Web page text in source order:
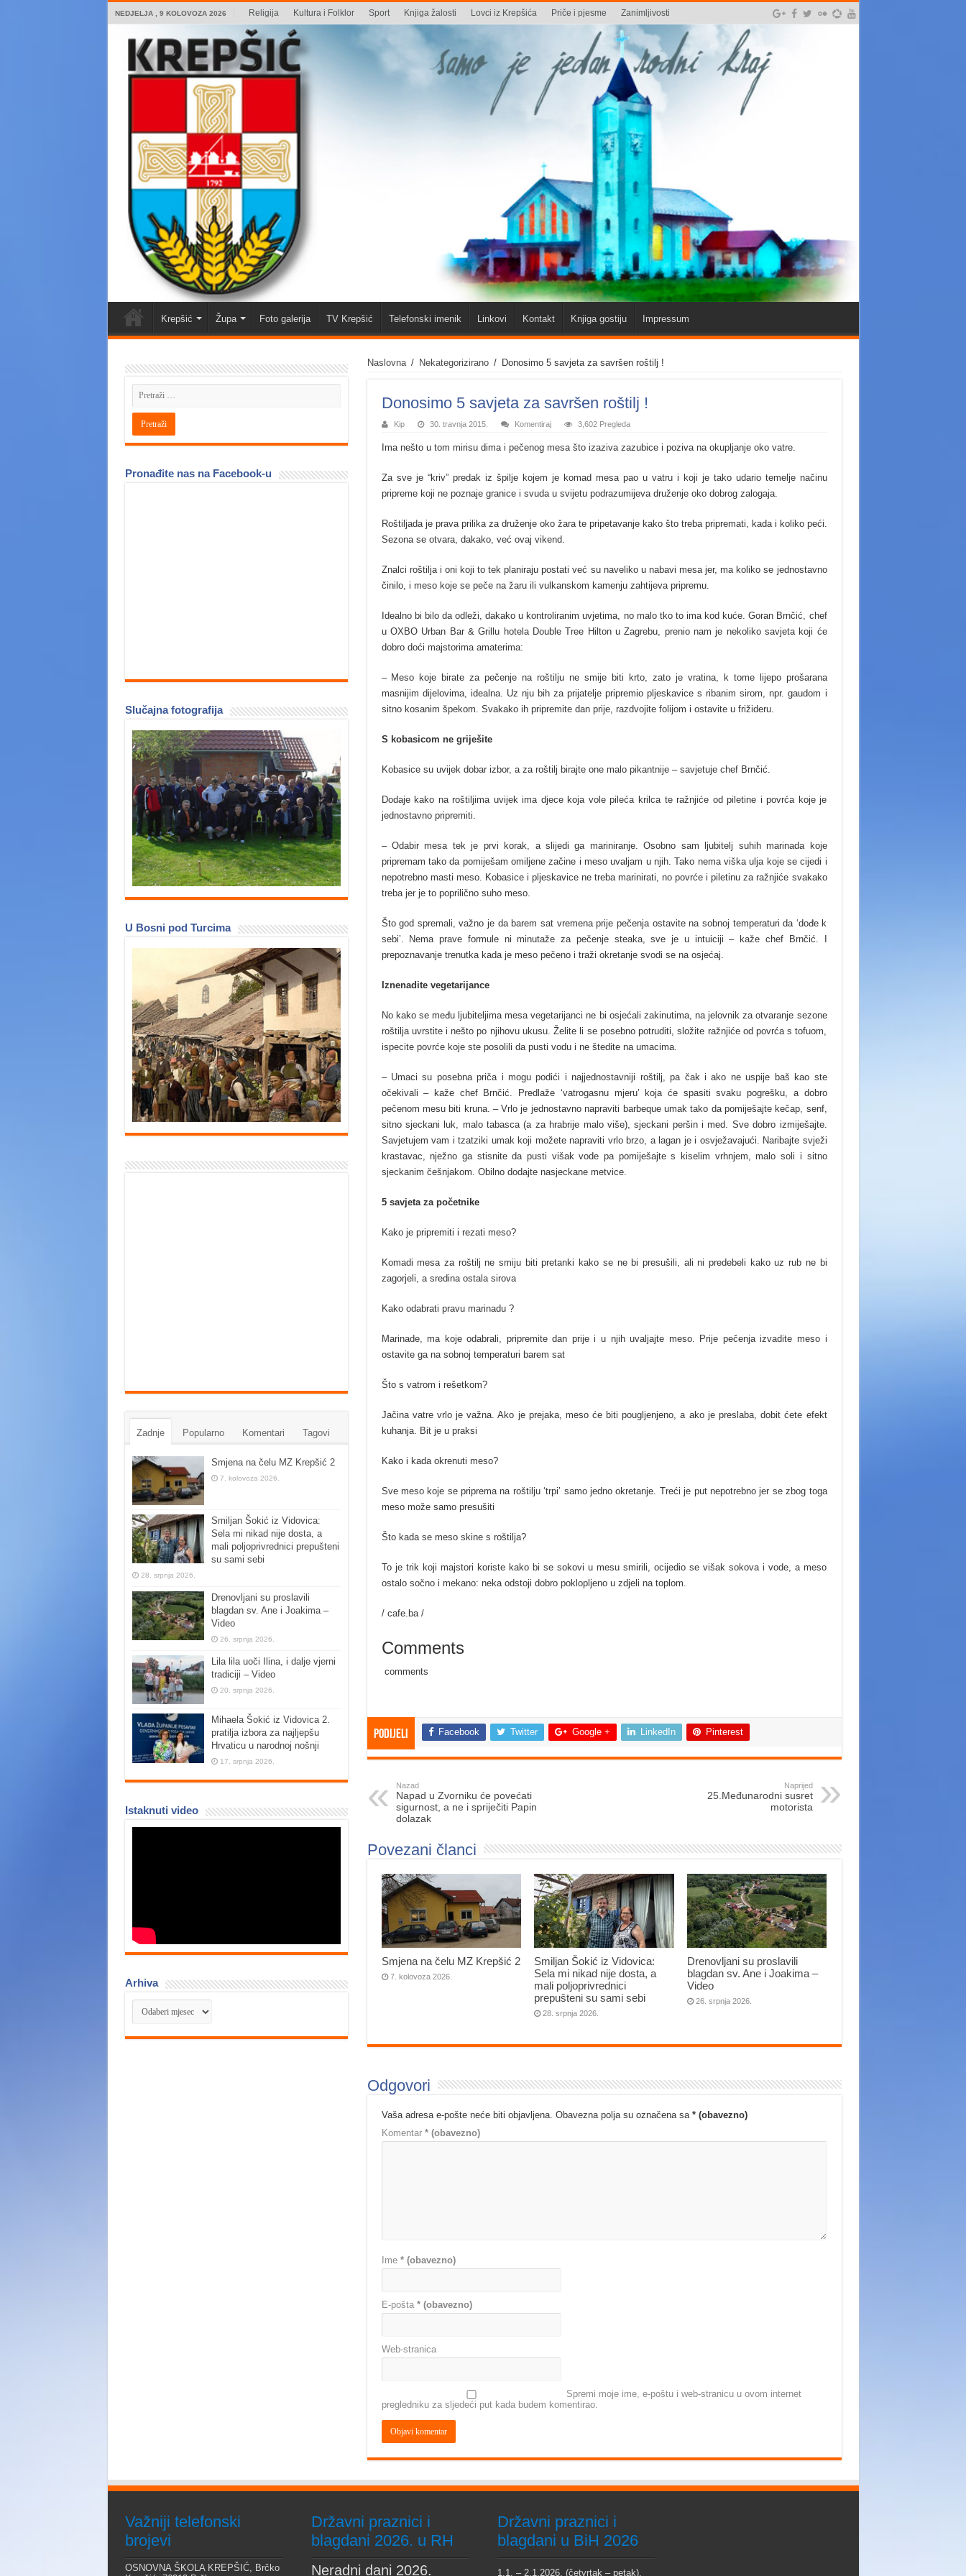
NEDJELJA , 9 KOLOVOZA 2026 Religija Kultura i Folklor Sport Knjiga žalosti Lovci iz Krepšića Priče i pjesme Zanimljivosti
Krepšić Župa Foto galerija TV Krepšić Telefonski imenik Linkovi Kontakt Knjiga gostiju Impressum
Naslovna / Nekategorizirano / Donosimo 5 savjeta za savršen roštilj !
Donosimo 5 savjeta za savršen roštilj !
Kip 30. travnja 2015. Komentiraj 3,602 Pregleda
Ima nešto u tom mirisu dima i pečenog mesa što izaziva zazubice i poziva na okupljanje oko vatre.
Za sve je “kriv” predak iz špilje kojem je komad mesa pao u vatru i koji je tako udario temelje načinu
pripreme koji ne poznaje granice i svuda u svijetu podrazumijeva druženje oko dobrog zalogaja.
Roštiljada je prava prilika za druženje oko žara te pripetavanje kako što treba pripremati, kada i koliko peći.
Sezona se otvara, dakako, već ovaj vikend.
Znalci roštilja i oni koji to tek planiraju postati već su naveliko u nabavi mesa jer, ma koliko se jednostavno
činilo, i meso koje se peče na žaru ili vulkanskom kamenju zahtijeva pripremu.
Idealno bi bilo da odleži, dakako u kontroliranim uvjetima, no malo tko to ima kod kuće. Goran Brnčić, chef
u OXBO Urban Bar & Grillu hotela Double Tree Hilton u Zagrebu, prenio nam je nekoliko savjeta koji će
dobro doći majstorima amaterima:
– Meso koje birate za pečenje na roštilju ne smije biti krto, zato je vratina, k tome lijepo prošarana
masnijim dijelovima, idealna. Uz nju bih za prijatelje pripremio pljeskavice s ribanim sirom, npr. gaudom i
sitno kosanim špekom. Svakako ih pripremite dan prije, razdvojite folijom i ostavite u frižideru.
S kobasicom ne griješite
Kobasice su uvijek dobar izbor, a za roštilj birajte one malo pikantnije – savjetuje chef Brnčić.
Dodaje kako na roštiljima uvijek ima djece koja vole pileća krilca te ražnjiće od piletine i povrća koje je
jednostavno pripremiti.
– Odabir mesa tek je prvi korak, a slijedi ga mariniranje. Osobno sam ljubitelj suhih marinada koje
pripremam tako da pomiješam omiljene začine i meso uvaljam u njih. Tako nema viška ulja koje se cijedi i
nepotrebno masti meso. Kobasice i pljeskavice ne treba marinirati, no povrće i piletinu za ražnjiće svakako
treba jer je to poprilično suho meso.
Što god spremali, važno je da barem sat vremena prije pečenja ostavite na sobnoj temperaturi da ‘dođe k
sebi’. Nema prave formule ni minutaže za pečenje steaka, sve je u intuiciji – kaže chef Brnčić. I
prepoznavanje trenutka kada je meso pečeno i traži okretanje svodi se na osjećaj.
Iznenadite vegetarijance
No kako se među ljubiteljima mesa vegetarijanci ne bi osjećali zakinutima, na jelovnik za otvaranje sezone
roštilja uvrstite i nešto po njihovu ukusu. Želite li se posebno potruditi, složite ražnjiće od povrća s tofuom,
ispecite povrće koje ste posolili da pusti vodu i ne štedite na umacima.
– Umaci su posebna priča i mogu podići i najjednostavniji roštilj, pa čak i ako ne uspije baš kao ste
očekivali – kaže chef Brnčić. Predlaže ‘vatrogasnu mjeru’ koja će spasiti svaku pogrešku, a dobro
pečenom mesu biti kruna. – Vrlo je jednostavno napraviti barbeque umak tako da pomiješajte kečap, senf,
sitno sjeckani luk, malo tabasca (a za hrabrije malo više), sjeckani peršin i med. Sve dobro izmiješajte.
Savjetujem vam i tzatziki umak koji možete napraviti vrlo brzo, a lagan je i osvježavajući. Naribajte svježi
krastavac, nježno ga stisnite da pusti višak vode pa pomiješajte s kiselim vrhnjem, malo soli i sitno
sjeckanim češnjakom. Obilno dodajte nasjeckane metvice.
5 savjeta za početnike
Kako je pripremiti i rezati meso?
Komadi mesa za roštilj ne smiju biti pretanki kako se ne bi presušili, ali ni predebeli kako uz rub ne bi
zagorjeli, a sredina ostala sirova
Kako odabrati pravu marinadu ?
Marinade, ma koje odabrali, pripremite dan prije i u njih uvaljajte meso. Prije pečenja izvadite meso i
ostavite ga na sobnoj temperaturi barem sat
Što s vatrom i rešetkom?
Jačina vatre vrlo je važna. Ako je prejaka, meso će biti pougljenjeno, a ako je preslaba, dobit ćete efekt
kuhanja. Bit je u praksi
Kako i kada okrenuti meso?
Sve meso koje se priprema na roštilju ‘trpi’ samo jedno okretanje. Treći je put nepotrebno jer se zbog toga
meso može samo presušiti
Što kada se meso skine s roštilja?
To je trik koji majstori koriste kako bi se sokovi u mesu smirili, ocijedio se višak sokova i vode, a meso
ostalo sočno i mekano: neka odstoji dobro poklopljeno u zdjeli na toplom.
/ cafe.ba /
Comments
comments
Podijeli Facebook Twitter Google + LinkedIn Pinterest
Nazad
Napad u Zvorniku će povećati
sigurnost, a ne i spriječiti Papin
dolazak
Naprijed
25.Međunarodni susret
motorista
Povezani članci
Smjena na čelu MZ Krepšić 2
7. kolovoza 2026.
Smiljan Šokić iz Vidovica:
Sela mi nikad nije dosta, a
mali poljoprivrednici
prepušteni su sami sebi
28. srpnja 2026.
Drenovljani su proslavili
blagdan sv. Ane i Joakima –
Video
26. srpnja 2026.
Odgovori
Vaša adresa e-pošte neće biti objavljena. Obavezna polja su označena sa * (obavezno)
Komentar * (obavezno)
Ime * (obavezno)
E-pošta * (obavezno)
Web-stranica
Spremi moje ime, e-poštu i web-stranicu u ovom internet
pregledniku za sljedeći put kada budem komentirao.
Pronađite nas na Facebook-u
Slučajna fotografija
U Bosni pod Turcima
Zadnje Popularno Komentari Tagovi
Smjena na čelu MZ Krepšić 2
7. kolovoza 2026.
Smiljan Šokić iz Vidovica:
Sela mi nikad nije dosta, a
mali poljoprivrednici prepušteni
su sami sebi
28. srpnja 2026.
Drenovljani su proslavili
blagdan sv. Ane i Joakima –
Video
26. srpnja 2026.
Lila lila uoči Ilina, i dalje vjerni
tradiciji – Video
20. srpnja 2026.
Mihaela Šokić iz Vidovica 2.
pratilja izbora za najljepšu
Hrvaticu u narodnoj nošnji
17. srpnja 2026.
Istaknuti video
Arhiva
Arhiva
Važniji telefonski
brojevi
OSNOVNA ŠKOLA KREPŠIĆ, Brčko
Državni praznici i
blagdani 2026. u RH
Neradni dani 2026.
Državni praznici i
blagdani u BiH 2026
1.1. – 2.1.2026. (četvrtak – petak),